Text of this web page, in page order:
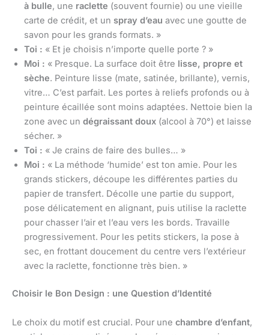
à bulle, une raclette (souvent fournie) ou une vieille
carte de crédit, et un spray d’eau avec une goutte de
savon pour les grands formats. »
Toi : « Et je choisis n’importe quelle porte ? »
Moi : « Presque. La surface doit être lisse, propre et
sèche. Peinture lisse (mate, satinée, brillante), vernis,
vitre… C’est parfait. Les portes à reliefs profonds ou à
peinture écaillée sont moins adaptées. Nettoie bien la
zone avec un dégraissant doux (alcool à 70°) et laisse
sécher. »
Toi : « Je crains de faire des bulles… »
Moi : « La méthode ‘humide’ est ton amie. Pour les
grands stickers, découpe les différentes parties du
papier de transfert. Décolle une partie du support,
pose délicatement en alignant, puis utilise la raclette
pour chasser l’air et l’eau vers les bords. Travaille
progressivement. Pour les petits stickers, la pose à
sec, en frottant doucement du centre vers l’extérieur
avec la raclette, fonctionne très bien. »
Choisir le Bon Design : une Question d’Identité
Le choix du motif est crucial. Pour une chambre d’enfant,